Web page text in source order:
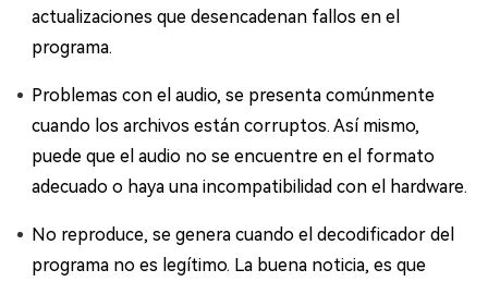
actualizaciones que desencadenan fallos en el
programa.
Problemas con el audio, se presenta comúnmente
cuando los archivos están corruptos. Así mismo,
puede que el audio no se encuentre en el formato
adecuado o haya una incompatibilidad con el hardware.
No reproduce, se genera cuando el decodificador del
programa no es legítimo. La buena noticia, es que